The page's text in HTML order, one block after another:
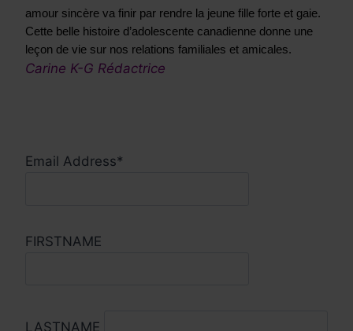
amour sincère va finir par rendre la jeune fille forte et gaie.
Cette belle histoire d’adolescente canadienne donne une
leçon de vie sur nos relations familiales et amicales.
Carine K-G Rédactrice
Email Address*
FIRSTNAME
LASTNAME